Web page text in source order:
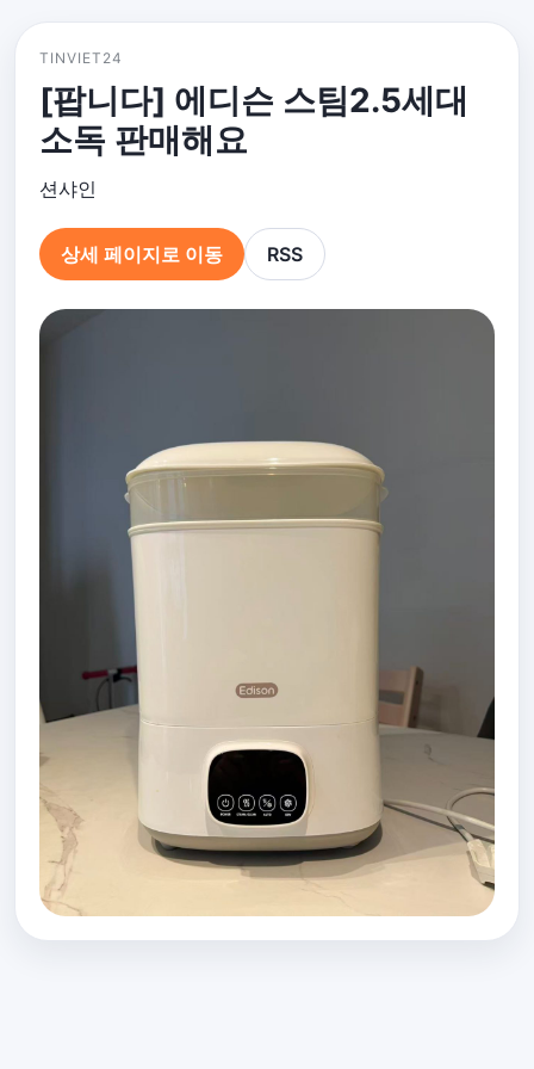
TINVIET24
[팝니다] 에디슨 스팀2.5세대
소독 판매해요
션샤인
상세 페이지로 이동 RSS